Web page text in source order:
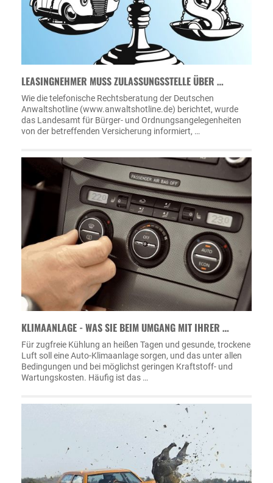
LEASINGNEHMER MUSS ZULASSUNGSSTELLE ÜBER …
Wie die telefonische Rechtsberatung der Deutschen
Anwaltshotline (www.anwaltshotline.de) berichtet, wurde
das Landesamt für Bürger- und Ordnungsangelegenheiten
von der betreffenden Versicherung informiert, …
KLIMAANLAGE - WAS SIE BEIM UMGANG MIT IHRER …
Für zugfreie Kühlung an heißen Tagen und gesunde, trockene
Luft soll eine Auto-Klimaanlage sorgen, und das unter allen
Bedingungen und bei möglichst geringen Kraftstoff- und
Wartungskosten. Häufig ist das …